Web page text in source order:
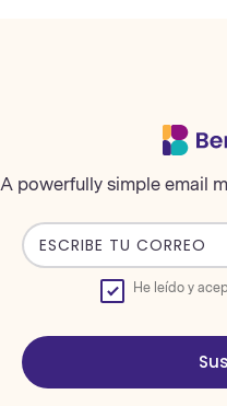
A powerfully simple email
He leído y